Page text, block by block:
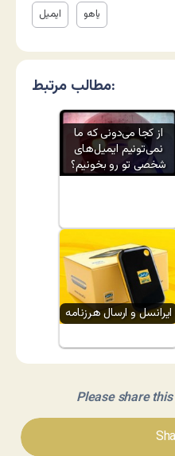
ایمیل یاهو
مطالب مرتبط:
از کجا می‌دونی که ما
نمی‌تونیم ایمیل‌های
شخصی تو رو بخونیم؟
ایرانسل و ارسال هرزنامه
Please share